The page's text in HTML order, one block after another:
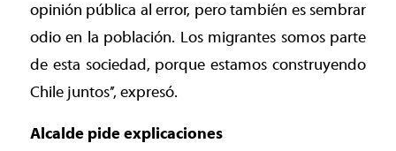
opinión pública al error, pero también es sembrar
odio en la población. Los migrantes somos parte
de esta sociedad, porque estamos construyendo
Chile juntos’’, expresó.
Alcalde pide explicaciones